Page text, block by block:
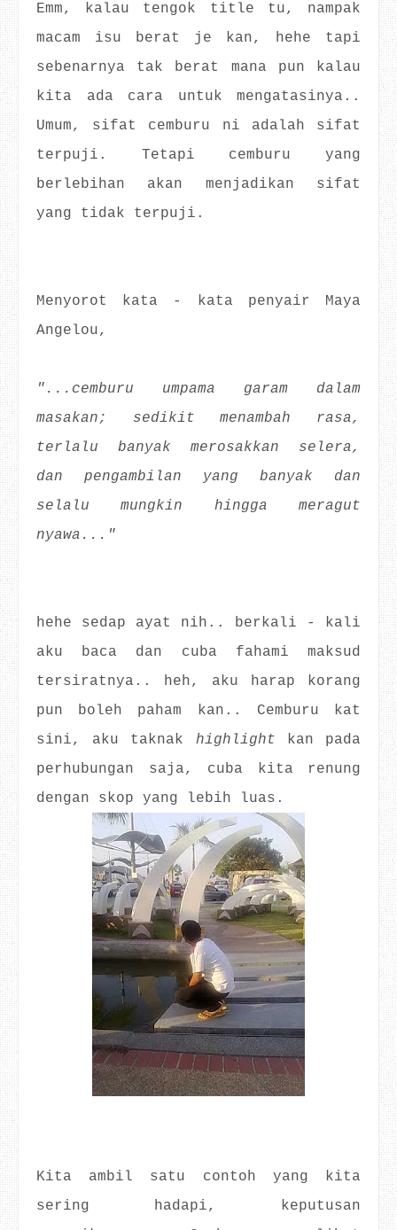
Emm, kalau tengok title tu, nampak
macam isu berat je kan, hehe tapi
sebenarnya tak berat mana pun kalau
kita ada cara untuk mengatasinya..
Umum, sifat cemburu ni adalah sifat
terpuji. Tetapi cemburu yang
berlebihan akan menjadikan sifat
yang tidak terpuji.
Menyorot kata - kata penyair Maya
Angelou,
"...cemburu umpama garam dalam
masakan; sedikit menambah rasa,
terlalu banyak merosakkan selera,
dan pengambilan yang banyak dan
selalu mungkin hingga meragut
nyawa..."
hehe sedap ayat nih.. berkali - kali
aku baca dan cuba fahami maksud
tersiratnya.. heh, aku harap korang
pun boleh paham kan.. Cemburu kat
sini, aku taknak highlight kan pada
perhubungan saja, cuba kita renung
dengan skop yang lebih luas.
Kita ambil satu contoh yang kita
sering hadapi, keputusan